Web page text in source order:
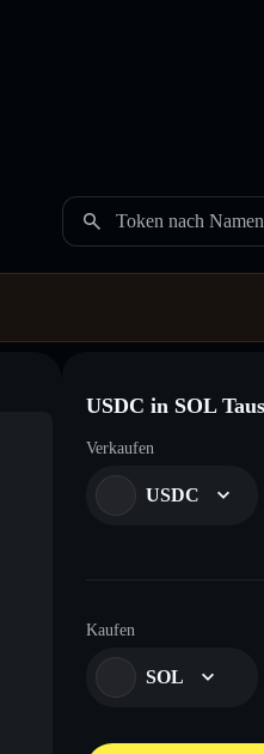
Token nach
USDC in SOL
Verkaufen
USDC
Kaufen
SOL